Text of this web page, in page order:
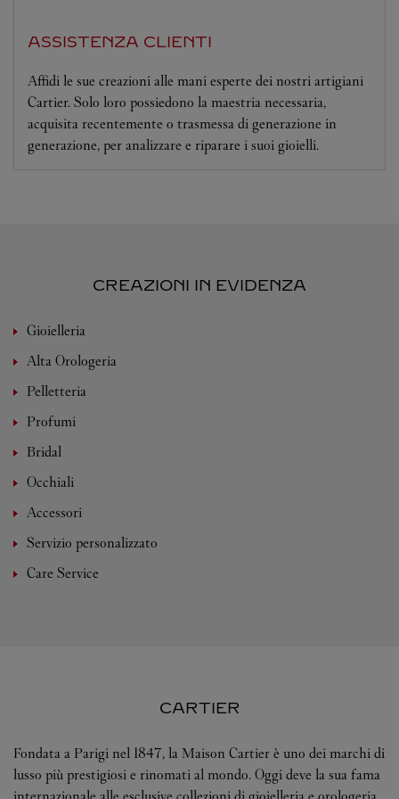
ASSISTENZA CLIENTI
Affidi le sue creazioni alle mani esperte dei nostri artigiani
Cartier. Solo loro possiedono la maestria necessaria,
acquisita recentemente o trasmessa di generazione in
generazione, per analizzare e riparare i suoi gioielli.
CREAZIONI IN EVIDENZA
Gioielleria
Alta Orologeria
Pelletteria
Profumi
Bridal
Occhiali
Accessori
Servizio personalizzato
Care Service
CARTIER
Fondata a Parigi nel 1847, la Maison Cartier è uno dei marchi di
lusso più prestigiosi e rinomati al mondo. Oggi deve la sua fama